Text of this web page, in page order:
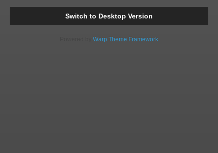
Comments
Switch to Desktop Version
Warp Theme Framework